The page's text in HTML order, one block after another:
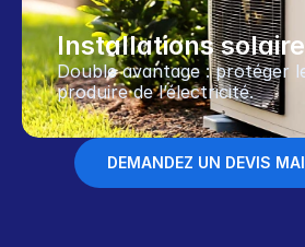
Installations
Double avantage : protéger
produire de l’électricité.
DEMANDEZ UN DEVIS